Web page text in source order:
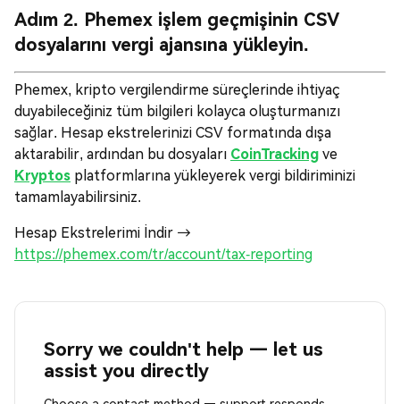
Adım 2. Phemex işlem geçmişinin CSV
dosyalarını vergi ajansına yükleyin.
Phemex, kripto vergilendirme süreçlerinde ihtiyaç
duyabileceğiniz tüm bilgileri kolayca oluşturmanızı
sağlar. Hesap ekstrelerinizi CSV formatında dışa
aktarabilir, ardından bu dosyaları CoinTracking ve
Kryptos platformlarına yükleyerek vergi bildiriminizi
tamamlayabilirsiniz.
Hesap Ekstrelerimi İndir →
https://phemex.com/tr/account/tax-reporting
Sorry we couldn't help — let us
assist you directly